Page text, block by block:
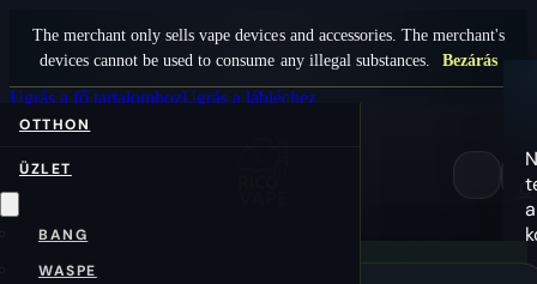
The merchant only sells vape devices and accessories. The merchant's
devices cannot be used to consume any illegal substances.
Bezárás
Ugrás a fő tartalomhozUgrás a lábléchez
OTTHON
ÜZLET
BANG
WASPE
0
a